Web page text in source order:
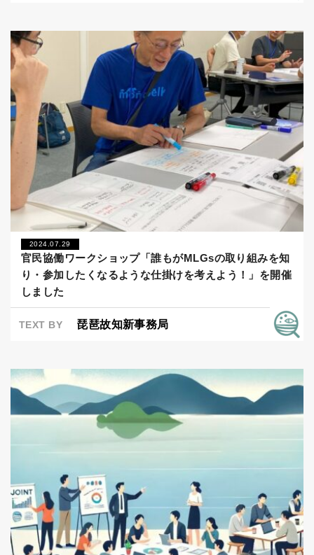
2024.07.29
官民協働ワークショップ「誰もがMLGsの取り組みを知
り・参加したくなるような仕掛けを考えよう！」を開催
しました
TEXT BY 琵琶故知新事務局